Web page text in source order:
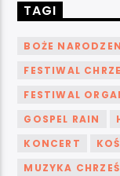
TAGI
BOŻE
FESTIWAL
FESTIWAL
GOSPEL RAIN
KONCERT
MUZYKA